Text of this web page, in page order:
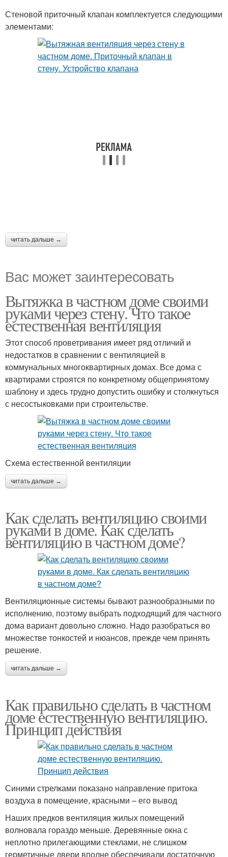
Стеновой приточный клапан комплектуется следующими
элементами:
читать дальше →
Вас может заинтересовать
Вытяжка в частном доме своими
руками через стену. Что такое
естественная вентиляция
Этот способ проветривания имеет ряд отличий и
недостатков в сравнении с вентиляцией в
коммунальных многоквартирных домах. Все дома с
квартирами строятся по конкретному общепринятому
шаблону и здесь трудно допустить ошибку и столкнуться
с несостыковками при строительстве.
Схема естественной вентиляции
читать дальше →
Как сделать вентиляцию своими
руками в доме. Как сделать
вентиляцию в частном доме?
Вентиляционные системы бывают разнообразными по
исполнению, поэтому выбрать подходящий для частного
дома вариант довольно сложно. Надо разобраться во
множестве тонкостей и нюансов, прежде чем принять
решение.
читать дальше →
Как правильно сделать в частном
доме естественную вентиляцию.
Принцип действия
Синими стрелками показано направление притока
воздуха в помещение, красными – его вывод
Наших предков вентиляция жилых помещений
волновала гораздо меньше. Деревянные окна с
неплотно прилегающими стеклами, не слишком
герметичные двери вполне обеспечивали достаточную